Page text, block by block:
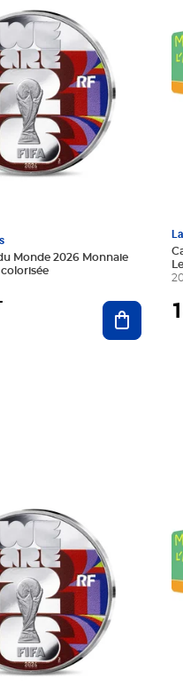
Monde 2026 Monnaie
Ajouter